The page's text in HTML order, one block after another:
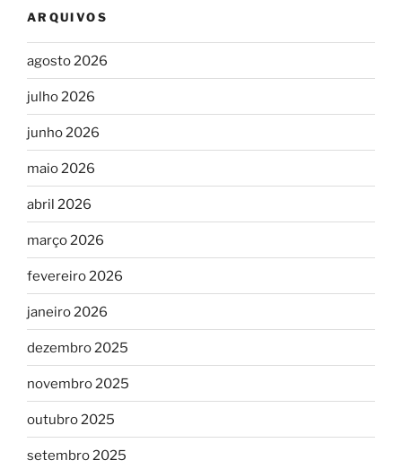
ARQUIVOS
agosto 2026
julho 2026
junho 2026
maio 2026
abril 2026
março 2026
fevereiro 2026
janeiro 2026
dezembro 2025
novembro 2025
outubro 2025
setembro 2025